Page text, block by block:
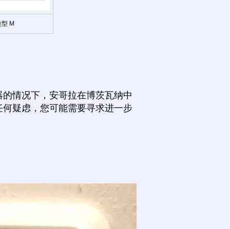
M
情况下，安哥拉在博茨瓦纳中
疑虑，您可能需要寻求进一步